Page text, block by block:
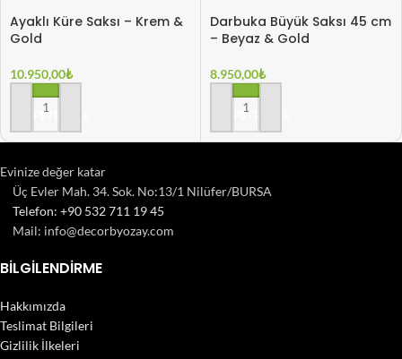
Ayaklı Küre Saksı – Krem &
Gold
10.950,00₺
SEPETE EKLE
Darbuka Büyük Saksı 45 cm
– Beyaz & Gold
8.950,00₺
SEPETE EKLE
Evinize değer katar
Üç Evler Mah. 34. Sok. No:13/1 Nilüfer/BURSA
Telefon: +90 532 711 19 45
Mail: info@decorbyozay.com
BILGILENDIRME
Hakkımızda
Teslimat Bilgileri
Gizlilik İlkeleri